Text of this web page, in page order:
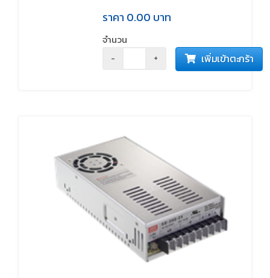
ราคา 0.00 บาท
จำนวน
- + เพิ่มเข้าตะกร้า